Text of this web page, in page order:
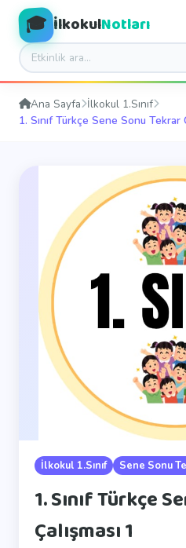
🎓 İlkokulNotları
Ana Sayfa İlkokul 1.Sınıf
1. Sınıf Türkçe Sene Sonu Tekrar
İlkokul 1.Sınıf Sene Sonu
1. Sınıf Türkçe
Çalışması 1